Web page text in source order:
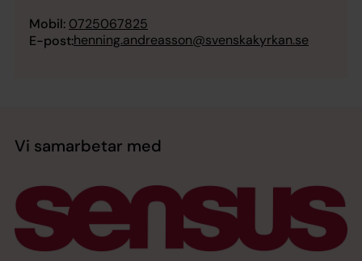
Mobil: 0725067825
E-post:henning.andreasson@svenskakyrkan.se
Vi samarbetar med